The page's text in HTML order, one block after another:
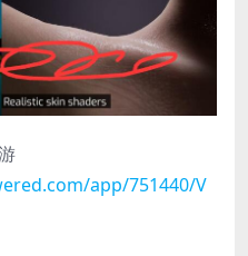
app/751440/V